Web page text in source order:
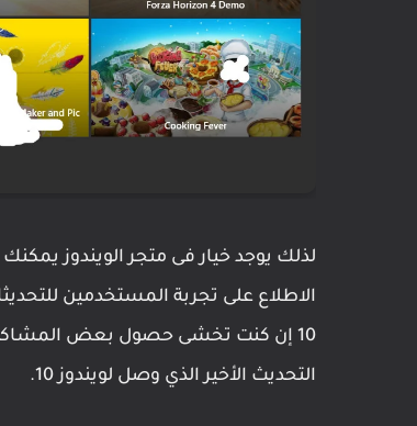
لذلك يوجد خيار فى متجر الويندوز
الاطلاع على تجربة المستخدمين
10 إن كنت تخشى حصول بعض
التحديث الأخير الذي وصل لويندوز 10.